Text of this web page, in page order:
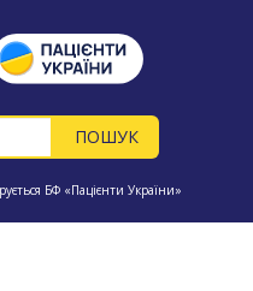
БФ «Пацієнти України»